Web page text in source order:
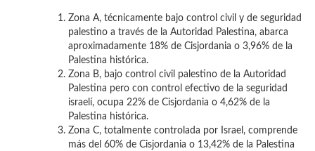
Zona A, técnicamente bajo control civil y de seguridad
palestino a través de la Autoridad Palestina, abarca
aproximadamente 18% de Cisjordania o 3,96% de la
Palestina histórica.
Zona B, bajo control civil palestino de la Autoridad
Palestina pero con control efectivo de la seguridad
israelí, ocupa 22% de Cisjordania o 4,62% de la
Palestina histórica.
Zona C, totalmente controlada por Israel, comprende
más del 60% de Cisjordania o 13,42% de la Palestina